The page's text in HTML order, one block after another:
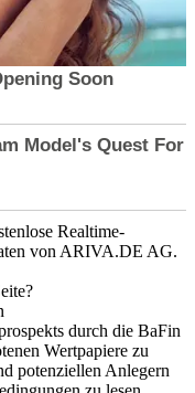
Realtime-
vonARIVA.DE AG.
durch die BaFin
Wertpapiere zu
potenziellen Anlegern